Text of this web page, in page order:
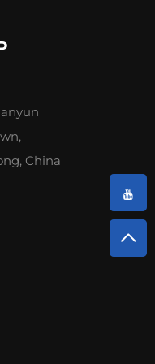
China